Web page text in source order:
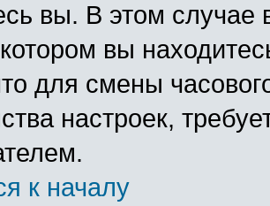
вы. В этом
котором вы
для смены
настроек,
к началу